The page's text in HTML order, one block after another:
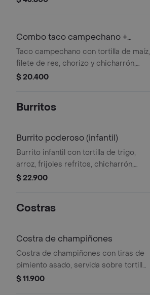
Combo taco campechano +
corona 355 ml
Taco campechano con tortilla de maíz,
filete de res, chorizo y chicharrón,
acompañado de una cerveza Corona
$ 20.400
Burritos
Burrito poderoso (infantil)
Burrito infantil con tortilla de trigo,
arroz, frijoles refritos, chicharrón,
cerdo al pastor, carnitas y cilantro.
$ 22.900
Costras
Costra de champiñones
Costra de champiñones con tiras de
pimiento asado, servida sobre tortilla
con cebolla y cilantro.
$ 11.900